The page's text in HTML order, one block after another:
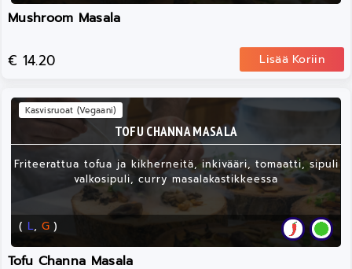
Mushroom Masala
€ 14.20 Lisää Koriin
TOFU CHANNA MASALA
Friteerattua tofua ja kikherneitä, inkivääri, tomaatti, sipuli
valkosipuli, curry masalakastikkeessa
( L, G )
Kasvisruoat (Vegaani)
Tofu Channa Masala